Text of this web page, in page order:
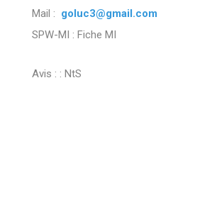
Mail : goluc3@gmail.com
SPW-MI : Fiche MI
Avis : : NtS